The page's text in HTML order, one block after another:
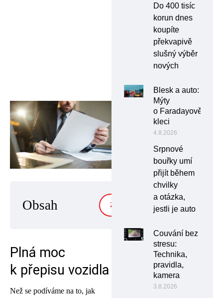
Obsah ZOBRAZIT
Plná moc
k přepisu vozidla
Než se podíváme na to, jak
Do 400 tisíc
korun dnes
koupíte
překvapivě
slušný výběr
nových
Blesk a auto:
Mýty
o Faradayově
kleci
4.8.2026
Srpnové
bouřky umí
přijít během
chvilky
a otázka,
jestli je auto
Couvání bez
stresu:
Technika,
pravidla,
kamera
3.8.2026